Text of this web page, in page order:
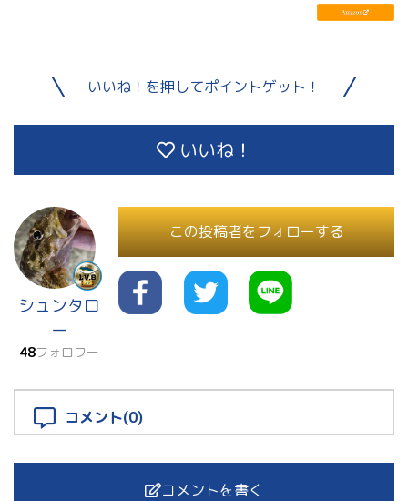
いいね！を押してポイントゲット！
いいね！
シュンタロ
ー
48フォロワー
この投稿者をフォローする
コメント(0)
コメントを書く